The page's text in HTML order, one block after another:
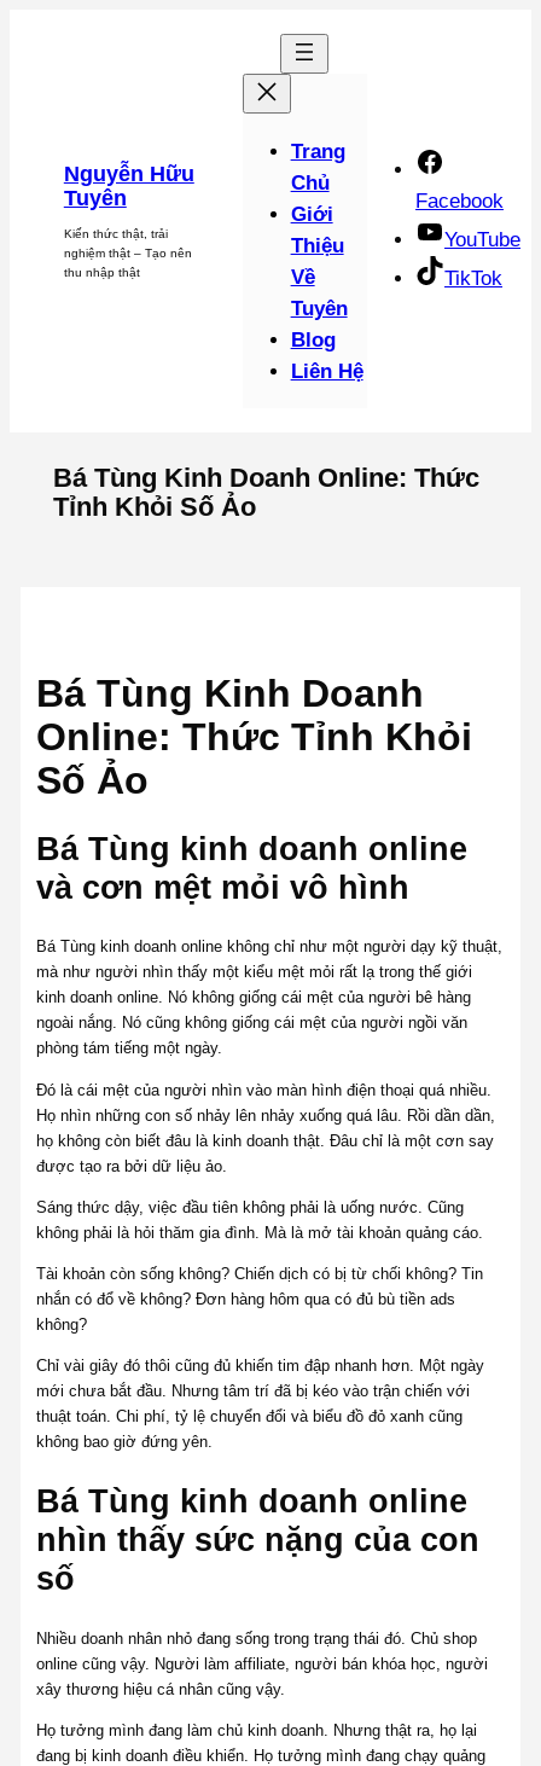
Nguyễn Hữu
Tuyên
Kiến thức thật, trải
nghiệm thật – Tạo nên
thu nhập thật
Trang
Chủ
Giới
Thiệu
Về
Tuyên
Blog
Liên Hệ
Facebook
YouTube
TikTok
Bá Tùng Kinh Doanh Online: Thức
Tỉnh Khỏi Số Ảo
Bá Tùng Kinh Doanh
Online: Thức Tỉnh Khỏi
Số Ảo
Bá Tùng kinh doanh online
và cơn mệt mỏi vô hình
Bá Tùng kinh doanh online không chỉ như một người dạy kỹ thuật,
mà như người nhìn thấy một kiểu mệt mỏi rất lạ trong thế giới
kinh doanh online. Nó không giống cái mệt của người bê hàng
ngoài nắng. Nó cũng không giống cái mệt của người ngồi văn
phòng tám tiếng một ngày.
Đó là cái mệt của người nhìn vào màn hình điện thoại quá nhiều.
Họ nhìn những con số nhảy lên nhảy xuống quá lâu. Rồi dần dần,
họ không còn biết đâu là kinh doanh thật. Đâu chỉ là một cơn say
được tạo ra bởi dữ liệu ảo.
Sáng thức dậy, việc đầu tiên không phải là uống nước. Cũng
không phải là hỏi thăm gia đình. Mà là mở tài khoản quảng cáo.
Tài khoản còn sống không? Chiến dịch có bị từ chối không? Tin
nhắn có đổ về không? Đơn hàng hôm qua có đủ bù tiền ads
không?
Chỉ vài giây đó thôi cũng đủ khiến tim đập nhanh hơn. Một ngày
mới chưa bắt đầu. Nhưng tâm trí đã bị kéo vào trận chiến với
thuật toán. Chi phí, tỷ lệ chuyển đổi và biểu đồ đỏ xanh cũng
không bao giờ đứng yên.
Bá Tùng kinh doanh online
nhìn thấy sức nặng của con
số
Nhiều doanh nhân nhỏ đang sống trong trạng thái đó. Chủ shop
online cũng vậy. Người làm affiliate, người bán khóa học, người
xây thương hiệu cá nhân cũng vậy.
Họ tưởng mình đang làm chủ kinh doanh. Nhưng thật ra, họ lại
đang bị kinh doanh điều khiển. Họ tưởng mình đang chạy quảng